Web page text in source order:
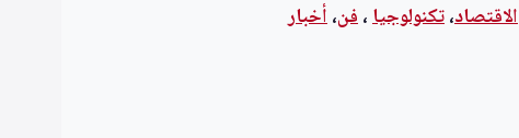
الاقتصاد،تكنولوجيا،فن،أخبار